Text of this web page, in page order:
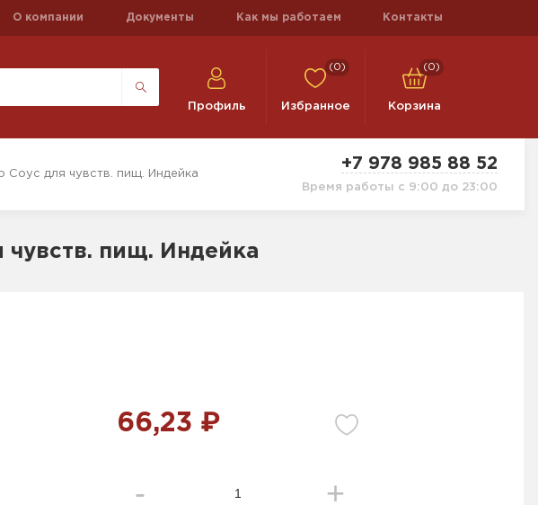
О компании Документы Как мы работаем Контакты
Профиль
(0)
Избранное
(0)
Корзина
Соус для чувств. пищ. Индейка
+7 978 985 88 52
Время работы с 9:00 до 23:00
чувств. пищ. Индейка
66,23 ₽